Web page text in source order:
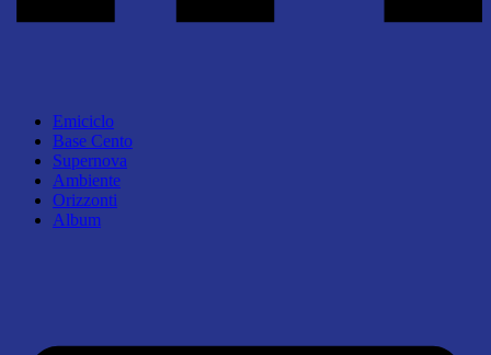
Emiciclo
Base Cento
Supernova
Ambiente
Orizzonti
Album